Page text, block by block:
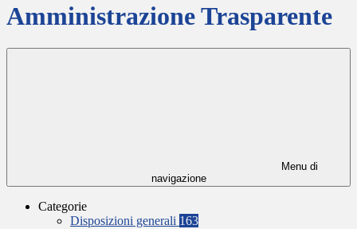
Amministrazione Trasparente
Menu di
navigazione
Categorie
Disposizioni generali 163